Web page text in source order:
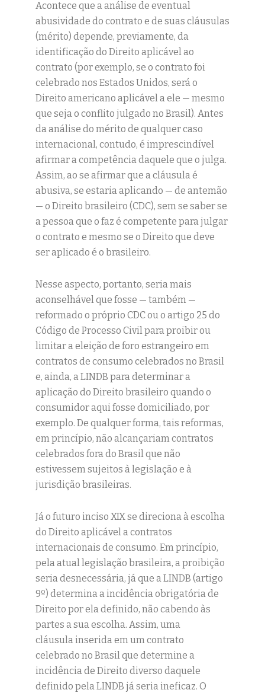
Acontece que a análise de eventual
abusividade do contrato e de suas cláusulas
(mérito) depende, previamente, da
identificação do Direito aplicável ao
contrato (por exemplo, se o contrato foi
celebrado nos Estados Unidos, será o
Direito americano aplicável a ele — mesmo
que seja o conflito julgado no Brasil). Antes
da análise do mérito de qualquer caso
internacional, contudo, é imprescindível
afirmar a competência daquele que o julga.
Assim, ao se afirmar que a cláusula é
abusiva, se estaria aplicando — de antemão
— o Direito brasileiro (CDC), sem se saber se
a pessoa que o faz é competente para julgar
o contrato e mesmo se o Direito que deve
ser aplicado é o brasileiro.
Nesse aspecto, portanto, seria mais
aconselhável que fosse — também —
reformado o próprio CDC ou o artigo 25 do
Código de Processo Civil para proibir ou
limitar a eleição de foro estrangeiro em
contratos de consumo celebrados no Brasil
e, ainda, a LINDB para determinar a
aplicação do Direito brasileiro quando o
consumidor aqui fosse domiciliado, por
exemplo. De qualquer forma, tais reformas,
em princípio, não alcançariam contratos
celebrados fora do Brasil que não
estivessem sujeitos à legislação e à
jurisdição brasileiras.
Já o futuro inciso XIX se direciona à escolha
do Direito aplicável a contratos
internacionais de consumo. Em princípio,
pela atual legislação brasileira, a proibição
seria desnecessária, já que a LINDB (artigo
9º) determina a incidência obrigatória de
Direito por ela definido, não cabendo às
partes a sua escolha. Assim, uma
cláusula inserida em um contrato
celebrado no Brasil que determine a
incidência de Direito diverso daquele
definido pela LINDB já seria ineficaz. O